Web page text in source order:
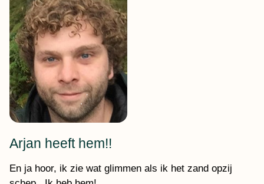
Arjan heeft hem!!
En ja hoor, ik zie wat glimmen als ik het zand opzij